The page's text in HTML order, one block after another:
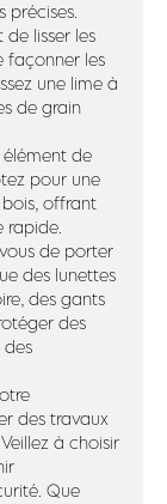
précises.
de lisser les
façonner les
une lime à
de grain
élément de
pour une
offrant
rapide.
de porter
des lunettes
des gants
des
des
des travaux
à choisir
Que